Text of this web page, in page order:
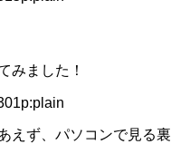
みました！
えず、パソコンで見る裏